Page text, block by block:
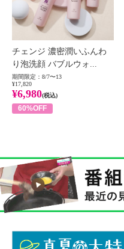
チェンジ 濃密潤いふんわ
り泡洗顔 バブルウォ...
期間限定：8/7〜13
¥17,820
¥6,980(税込)
60%OFF